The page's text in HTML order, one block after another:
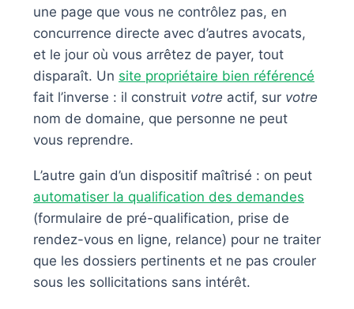
une page que vous ne contrôlez pas, en
concurrence directe avec d’autres avocats,
et le jour où vous arrêtez de payer, tout
disparaît. Un site propriétaire bien référencé
fait l’inverse : il construit votre actif, sur votre
nom de domaine, que personne ne peut
vous reprendre.
L’autre gain d’un dispositif maîtrisé : on peut
automatiser la qualification des demandes
(formulaire de pré-qualification, prise de
rendez-vous en ligne, relance) pour ne traiter
que les dossiers pertinents et ne pas crouler
sous les sollicitations sans intérêt.